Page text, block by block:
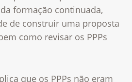
formação continuada,
de construir uma proposta
como revisar os PPPs
que os PPPs não eram